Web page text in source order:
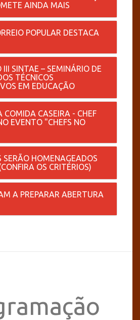
AINDA MAIS
POPULAR DESTACA
III SINTAE – SEMINÁRIO DE
TÉCNICOS
EM EDUCAÇÃO
COMIDA CASEIRA - CHEF
EVENTO "CHEFS NO
SERÃO HOMENAGEADOS
OS CRITÉRIOS)
A PREPARAR ABERTURA